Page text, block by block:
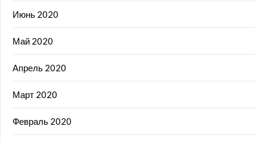
Июнь 2020
Май 2020
Апрель 2020
Март 2020
Февраль 2020